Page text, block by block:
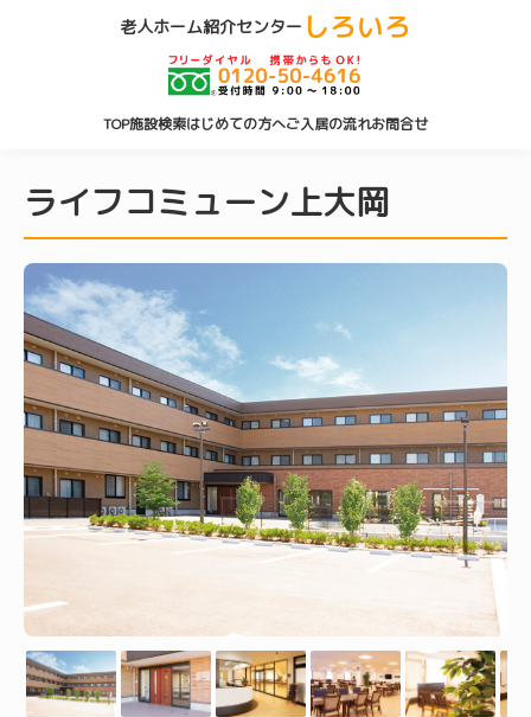
老人ホーム紹介センター しろいろ
TOP施設検索はじめての方へご入居の流れお問合せ
ライフコミューン上大岡